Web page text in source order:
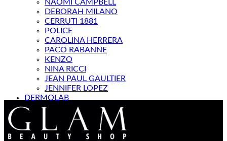
NAOMI CAMPBELL
DEBORAH MILANO
CERRUTI 1881
POLICE
CAROLINA HERRERA
PACO RABANNE
KENZO
NINA RICCI
JEAN PAUL GAULTIER
JENNIFER LOPEZ
DERMOLAB
МАГАЗИН